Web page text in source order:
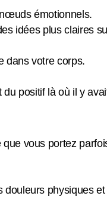
émotionnels.
idées plus claires
dans votre corps.
positif là où il y
vous portez
physiques